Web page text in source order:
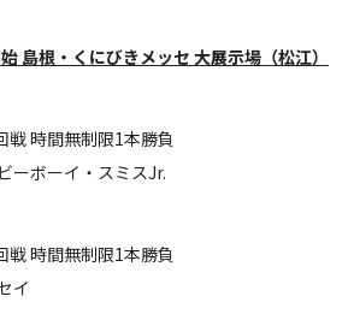
島根・くにびきメッセ 大展示場（松江）
時間無制限1本勝負
ボーイ・スミスJr.
時間無制限1本勝負
イ